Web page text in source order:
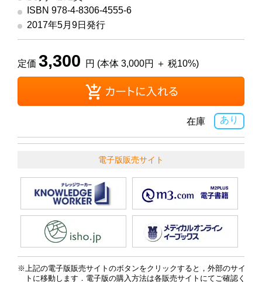
ISBN 978-4-8306-4555-6
2017年5月9日発行
定価 3,300 円 (本体 3,000円 ＋ 税10%)
あり
在庫
電子版販売サイト
上記の電子版販売サイトのボタンをクリックすると，外部のサイ
トに移動します．電子版の購入方法は各販売サイトにてご確認く